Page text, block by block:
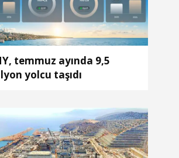
temmuz ayında 9,5
yolcu taşıdı